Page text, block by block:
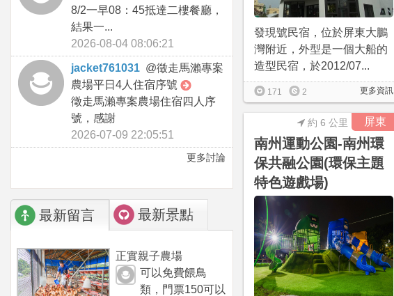
8/2一早08：45抵達二樓餐廳，
結果一...
2026-08-04 08:06:21
jacket761031 @徵走馬瀨專案
農場平日4人住宿序號
徵走馬瀨專案農場住宿四人序
號，感謝
2026-07-09 22:05:51
更多討論
最新留言 最新景點
正實親子農場
可以免費餵鳥
類，門票150可以
發現號民宿，位於屏東大鵬
灣附近，外型是一個大船的
造型民宿，於2012/07...
更多資訊
171 2
屏東
約 6 公里
南州運動公園-南州環
保共融公園(環保主題
特色遊戲場)